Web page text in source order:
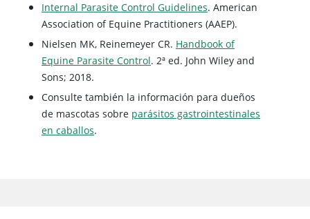
Internal Parasite Control Guidelines. American
Association of Equine Practitioners (AAEP).
Nielsen MK, Reinemeyer CR. Handbook of
Equine Parasite Control. 2ª ed. John Wiley and
Sons; 2018.
Consulte también la información para dueños
de mascotas sobre parásitos gastrointestinales
en caballos.